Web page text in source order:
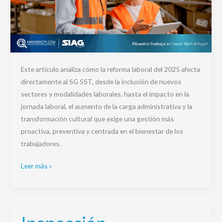
Este artículo analiza cómo la reforma laboral del 2025 afecta
directamente al SG SST, desde la inclusión de nuevos
sectores y modalidades laborales, hasta el impacto en la
jornada laboral, el aumento de la carga administrativa y la
transformación cultural que exige una gestión más
proactiva, preventiva y centrada en el bienestar de los
trabajadores.
Leer más »
Inspección